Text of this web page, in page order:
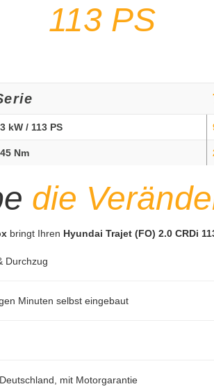
113 PS
kW / 113 PS
Nm
die
bringt Ihren Hyundai Trajet (FO) 2.0 CRDi
Durchzug
Minuten selbst eingebaut
mit Motorgarantie